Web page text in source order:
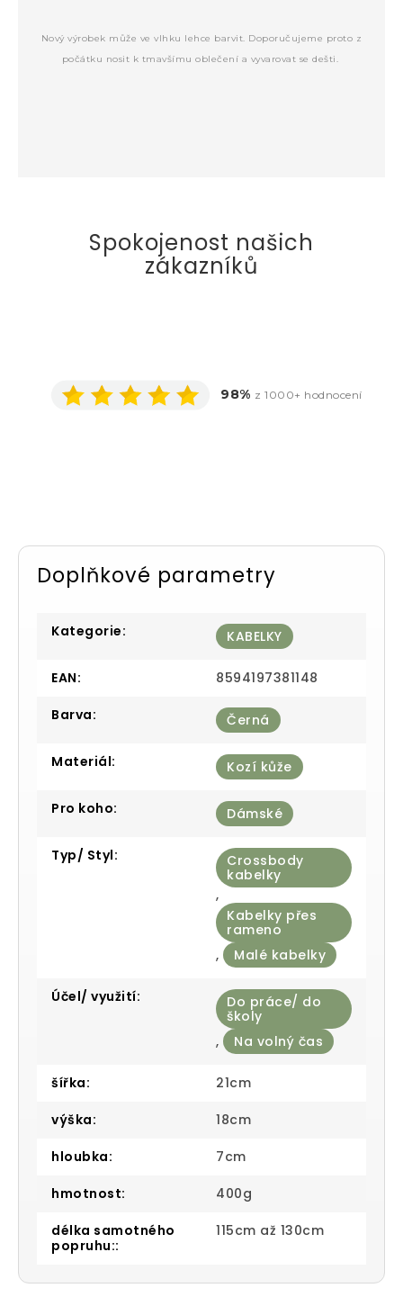
Nový výrobek může ve vlhku lehce barvit. Doporučujeme proto z
počátku nosit k tmavšímu oblečení a vyvarovat se dešti.
Spokojenost našich
zákazníků
98% z 1000+ hodnocení
Doplňkové parametry
Kategorie: KABELKY
EAN: 8594197381148
Barva: Černá
Materiál: Kozí kůže
Pro koho: Dámské
Typ/ Styl:
Crossbody
kabelky
,
Kabelky přes
rameno
,
Malé kabelky
Účel/ využití:
Do práce/ do
školy
,
Na volný čas
šířka: 21cm
výška: 18cm
hloubka: 7cm
hmotnost: 400g
délka samotného
popruhu::
115cm až 130cm